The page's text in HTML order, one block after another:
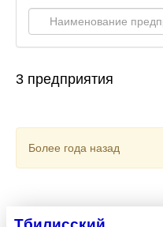
3 предприятия
Более года назад